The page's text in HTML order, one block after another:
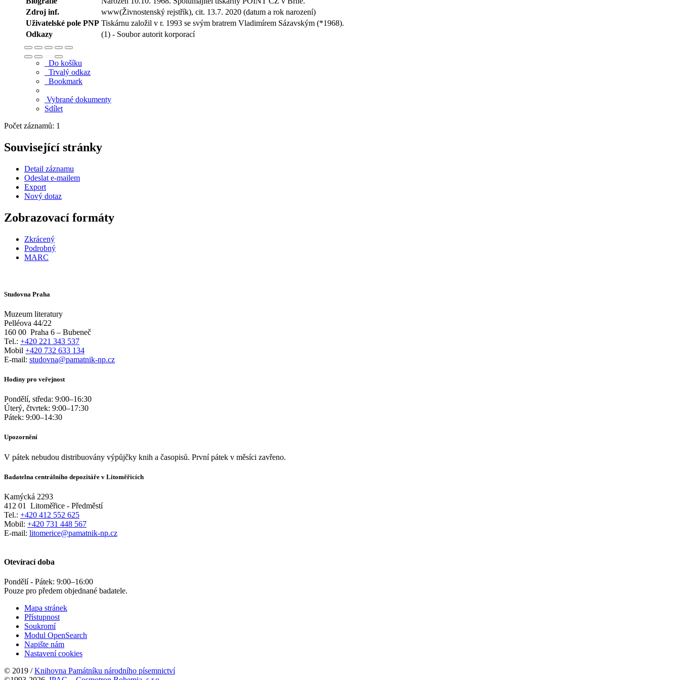
Zdroj inf.
www(Živnostenský rejstřík), cit. 13.7. 2020 (datum a rok narození)
Uživatelské pole PNP Tiskárnu založil v r. 1993 se svým bratrem Vladimírem Sázavským (*1968).
Odkazy
(1) - Soubor autorit korporací
Do košíku
Trvalý odkaz
Bookmark
Vybrané dokumenty
Sdílet
Počet záznamů: 1
Související stránky
Detail záznamu
Odeslat e-mailem
Export
Nový dotaz
Zobrazovací formáty
Zkrácený
Podrobný
MARC
Studovna Praha
Muzeum literatury
Pelléova 44/22
160 00 Praha 6 – Bubeneč
Tel.: +420 221 343 537
Mobil +420 732 633 134
E-mail: studovna@pamatnik-np.cz
Hodiny pro veřejnost
Pondělí, středa: 9:00–16:30
Úterý, čtvrtek: 9:00–17:30
Pátek: 9:00–14:30
Upozornění
V pátek nebudou distribuovány výpůjčky knih a časopisů. První pátek v měsíci zavřeno.
Badatelna centrálního depozitáře v Litoměřicích
Kamýcká 2293
412 01
Litoměřice - Předměstí
Tel.: +420 412 552 625
Mobil: +420 731 448 567
E-mail: litomerice@pamatnik-np.cz
Otevírací doba
Pondělí - Pátek: 9:00–16:00
Pouze pro předem objednané badatele.
Mapa stránek
Přístupnost
Soukromí
Modul OpenSearch
Napište nám
Nastavení cookies
© 2019 /Knihovna Památníku národního písemnictví